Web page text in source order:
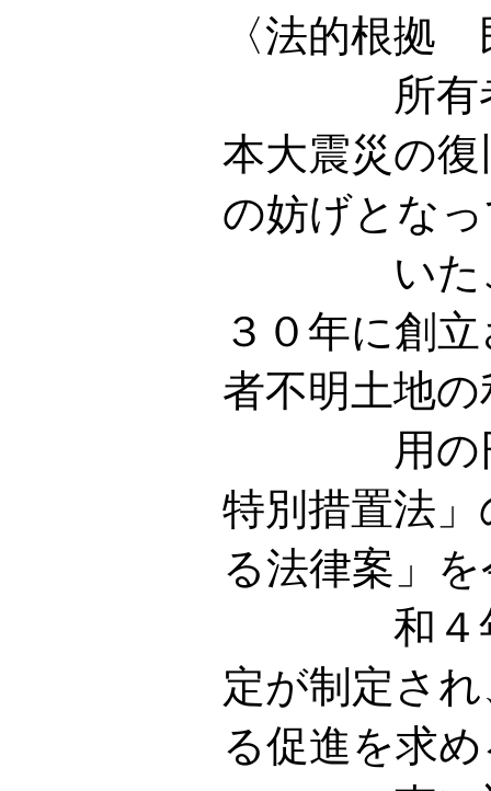
〈法的根拠
所有者不
本大震災の
の妨げとな
いたこ
３０年に創
者不明土地の
用の円
特別措置法
る法律案」を
和４年２
定が制定さ
る促進を求